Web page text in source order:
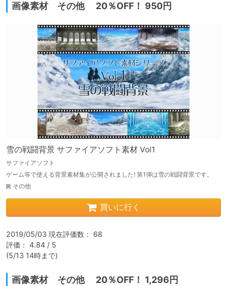
画像素材 その他 20％OFF！ 950円
雪の戦闘背景 サファイアソフト素材 Vol1
サファイアソフト
ゲーム等で使える背景素材集が公開されました! 第1弾は雪の戦闘背景です。
その他
買いに行く
2019/05/03 現在評価数： 68
評価： 4.84 / 5
(5/13 14時まで)
画像素材 その他 20％OFF！ 1,296円